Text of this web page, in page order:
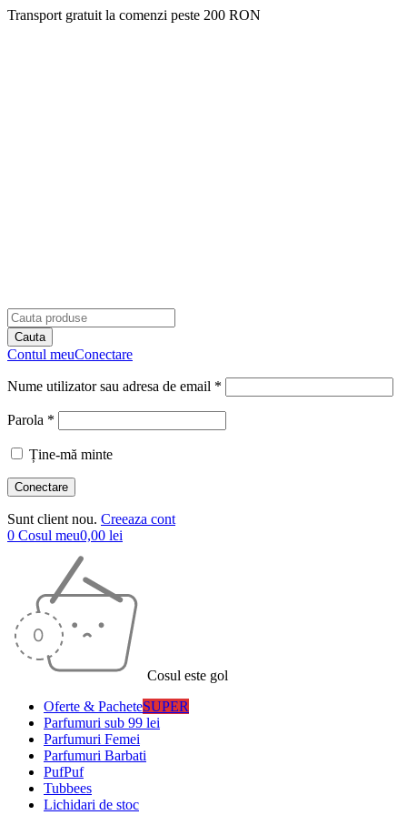
Transport gratuit la comenzi peste 200 RON
Contul meuConectare
Nume utilizator sau adresa de email *
Parola *
Ține-mă minte
Sunt client nou. Creeaza cont
0 Cosul meu0,00 lei
Cosul este gol
Oferte & PacheteSUPER
Parfumuri sub 99 lei
Parfumuri Femei
Parfumuri Barbati
PufPuf
Tubbees
Lichidari de stoc